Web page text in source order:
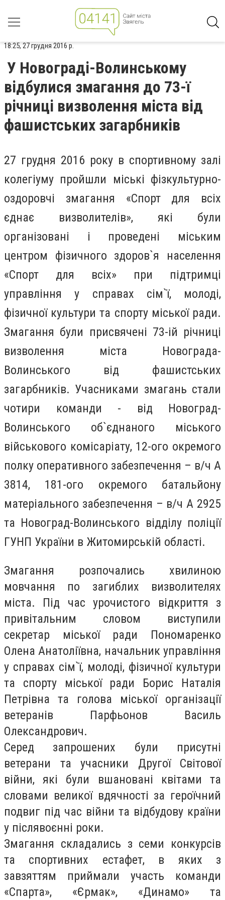
18:25, 27 грудня 2016 р.
У Новограді-Волинському
відбулися змагання до 73-ї
річниці визволення міста від
фашистських загарбників
27 грудня 2016 року в спортивному залі
колегіуму пройшли міські фізкультурно-
оздоровчі змагання «Спорт для всіх
єднає визволителів», які були
організовані і проведені міським
центром фізичного здоров`я населення
«Спорт для всіх» при підтримці
управління у справах сім`ї, молоді,
фізичної культури та спорту міської ради.
Змагання були присвячені 73-ій річниці
визволення міста Новограда-
Волинського від фашистських
загарбників. Учасниками змагань стали
чотири команди - від Новоград-
Волинського об`єднаного міського
військового комісаріату, 12-ого окремого
полку оперативного забезпечення – в/ч А
3814, 181-ого окремого батальйону
матеріального забезпечення – в/ч А 2925
та Новоград-Волинського відділу поліції
ГУНП України в Житомирській області.
Змагання розпочались хвилиною
мовчання по загиблих визволителях
міста. Під час урочистого відкриття з
привітальним словом виступили
секретар міської ради Пономаренко
Олена Анатоліївна, начальник управління
у справах сім`ї, молоді, фізичної культури
та спорту міської ради Борис Наталія
Петрівна та голова міської організації
ветеранів Парфьонов Василь
Олександрович.
Серед запрошених були присутні
ветерани та учасники Другої Світової
війни, які були вшановані квітами та
словами великої вдячності за героїчний
подвиг під час війни та відбудову країни
у післявоєнні роки.
Змагання складались з семи конкурсів
та спортивних естафет, в яких з
завзяттям приймали участь команди
«Спарта», «Єрмак», «Динамо» та